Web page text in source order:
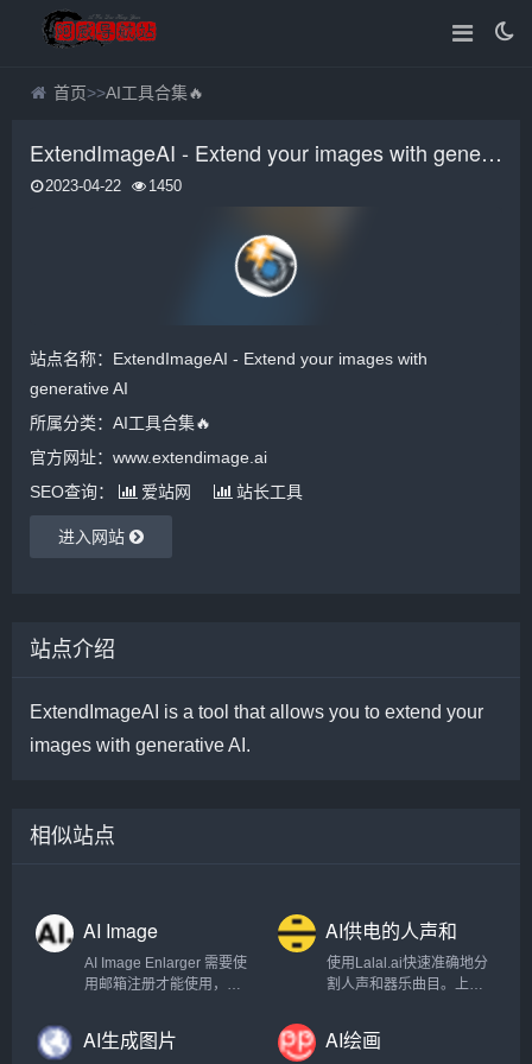
首页>>AI工具合集🔥
ExtendImageAI - Extend your images with generative AI
2023-04-22 1450
站点名称：ExtendImageAI - Extend your images with
generative AI
所属分类： AI工具合集🔥
官方网址：www.extendimage.ai
SEO查询：
爱站网 站长工具
进入网站
站点介绍
ExtendImageAI is a tool that allows you to extend your
images with generative AI.
相似站点
AI Image
Enlarger
AI Image Enlarger 需要使
用邮箱注册才能使用，注
额度。
AI供电的人声和
器乐曲目清除器
使用Lalal.ai快速准确地分
割人声和器乐曲目。上传
内接收高质量的提取曲
目。.
AI生成图片 AI绘画